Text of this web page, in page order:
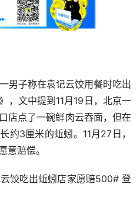
一男子称在袁记云饺用餐时吃出
，文中提到11月19日，北京一
店点了一碗鲜肉云吞面，但在
约3厘米的蚯蚓。11月27日，
意赔偿。
饺吃出蚯蚓店家愿赔500# 登